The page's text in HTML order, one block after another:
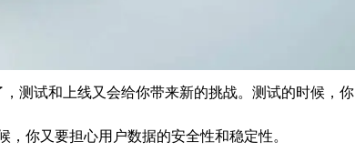
测试和上线又会给你带来新的挑战。测试的时候，你
你又要担心用户数据的安全性和稳定性。